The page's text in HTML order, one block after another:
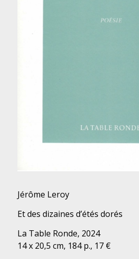
Jérôme Leroy
Et des dizaines d’étés dorés
La Table Ronde, 2024
14 x 20,5 cm, 184 p., 17 €